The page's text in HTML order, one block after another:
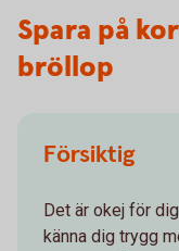
Spara på
bröllop
Försiktig
Det är okej för
känna dig trygg